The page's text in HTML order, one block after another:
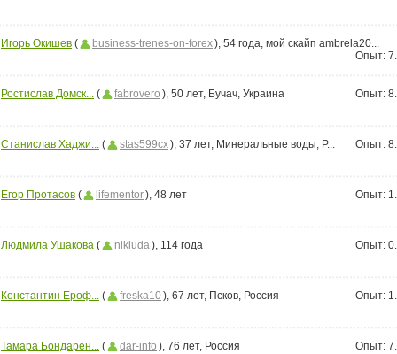
Игорь Окишев ( business-trenes-on-forex), 54 года, мой скайп ambrela20...
Опыт:
Ростислав Домск... ( fabrovero ), 50 лет, Бучач, Украина Опыт:
Станислав Хаджи... ( stas599cx), 37 лет, Минеральные воды, Р... Опыт:
Егор Протасов ( lifementor), 48 лет Опыт:
Людмила Ушакова ( nikluda), 114 года Опыт:
Константин Ероф... ( freska10 ), 67 лет, Псков, Россия Опыт:
Тамара Бондарен... ( dar-info ), 76 лет, Россия Опыт: